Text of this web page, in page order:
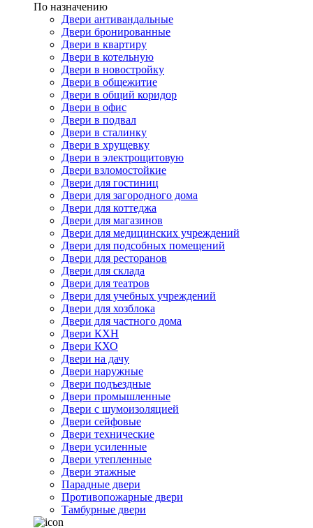
По назначению
Двери антивандальные
Двери бронированные
Двери в квартиру
Двери в котельную
Двери в новостройку
Двери в общежитие
Двери в общий коридор
Двери в офис
Двери в подвал
Двери в сталинку
Двери в хрущевку
Двери в электрощитовую
Двери взломостойкие
Двери для гостиниц
Двери для загородного дома
Двери для коттеджа
Двери для магазинов
Двери для медицинских учреждений
Двери для подсобных помещений
Двери для ресторанов
Двери для склада
Двери для театров
Двери для учебных учреждений
Двери для хозблока
Двери для частного дома
Двери КХН
Двери КХО
Двери на дачу
Двери наружные
Двери подъездные
Двери промышленные
Двери с шумоизоляцией
Двери сейфовые
Двери технические
Двери усиленные
Двери утепленные
Двери этажные
Парадные двери
Противопожарные двери
Тамбурные двери